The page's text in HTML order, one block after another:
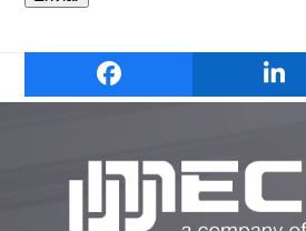
MC 304 ATLAS – 3 PANELS
next